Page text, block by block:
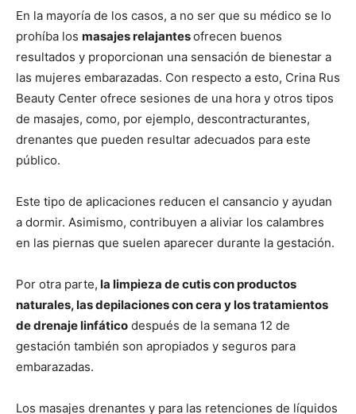
En la mayoría de los casos, a no ser que su médico se lo
prohíba los masajes relajantesofrecen buenos
resultados y proporcionan una sensación de bienestar a
las mujeres embarazadas. Con respecto a esto, Crina Rus
Beauty Center ofrece sesiones de una hora y otros tipos
de masajes, como, por ejemplo, descontracturantes,
drenantes que pueden resultar adecuados para este
público.
Este tipo de aplicaciones reducen el cansancio y ayudan
a dormir. Asimismo, contribuyen a aliviar los calambres
en las piernas que suelen aparecer durante la gestación.
Por otra parte, la limpieza de cutis con productos
naturales, las depilaciones con cera y los tratamientos
de drenaje linfático después de la semana 12 de
gestación también son apropiados y seguros para
embarazadas.
Los masajes drenantes y para las retenciones de líquidos